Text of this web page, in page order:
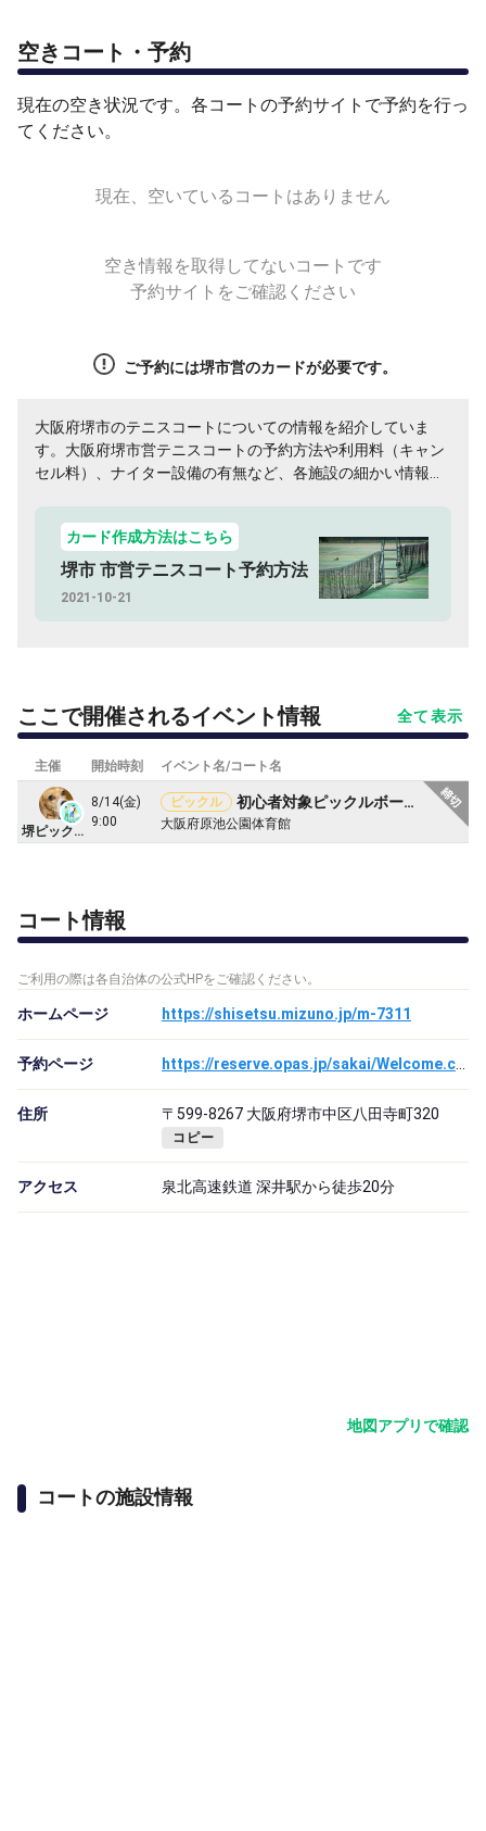
空きコート・予約
現在の空き状況です。各コートの予約サイトで予約を行っ
てください。
現在、空いているコートはありません
空き情報を取得してないコートです
予約サイトをご確認ください
ご予約には堺市営のカードが必要です。
大阪府堺市のテニスコートについての情報を紹介していま
す。大阪府堺市営テニスコートの予約方法や利用料（キャン
セル料）、ナイター設備の有無など、各施設の細かい情報や
カード作成方法はこちら
堺市 市営テニスコート予約方法
2021-10-21
ここで開催されるイベント情報 全て表示
主催 開始時刻 イベント名/コート名
堺ピックルY Yビギナーズ
8/14(金)
9:00
ピックル 初心者対象ピックルボール 堺市原池体育館（募集再開）
大阪府原池公園体育館
コート情報
ご利用の際は各自治体の公式HPをご確認ください。
ホームページ https://shisetsu.mizuno.jp/m-7311
予約ページ
住所 〒599-8267 大阪府堺市中区八田寺町320
コピー
アクセス 泉北高速鉄道 深井駅から徒歩20分
地図アプリで確認
コートの施設情報